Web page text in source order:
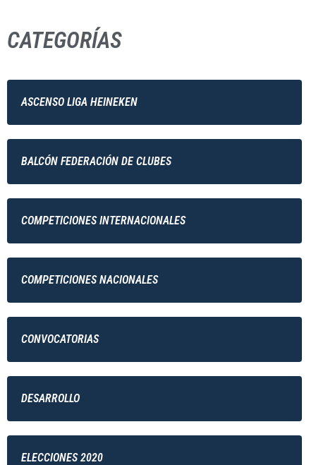
CATEGORÍAS
ASCENSO LIGA HEINEKEN
BALCÓN FEDERACIÓN DE CLUBES
COMPETICIONES INTERNACIONALES
COMPETICIONES NACIONALES
CONVOCATORIAS
DESARROLLO
ELECCIONES 2020